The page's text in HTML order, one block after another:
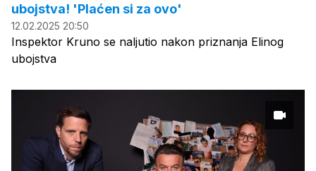
ubojstva! 'Plaćen si za ovo'
12.02.2025 20:50
Inspektor Kruno se naljutio nakon priznanja Elinog
ubojstva